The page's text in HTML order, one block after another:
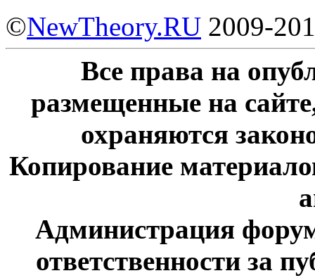
©NewTheory.RU 2009-
Все права на
размещенные на
охраняются
Копирование
Администрация
ответственности за